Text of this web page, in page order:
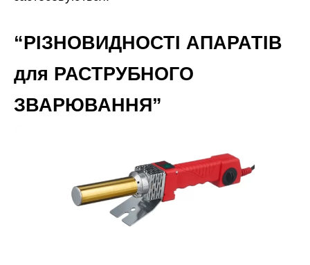
“РІЗНОВИДНОСТІ АПАРАТІВ
для РАСТРУБНОГО
ЗВАРЮВАННЯ”